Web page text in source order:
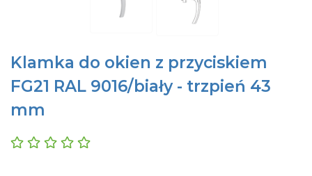
Klamka do okien z przyciskiem
FG21 RAL 9016/biały - trzpień 43
mm